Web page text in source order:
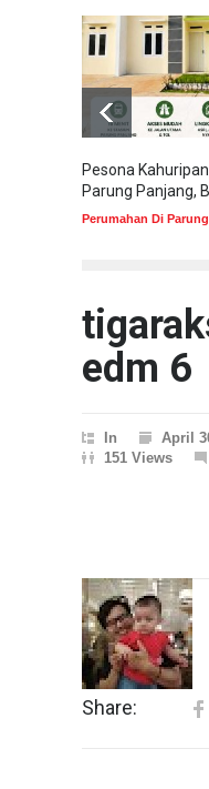
Pesona
Parung Panjang,
Perumahan Di
edm 6
In April
151 Views
Share: